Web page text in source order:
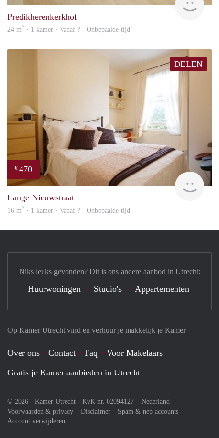
Predikherenkerkhof
24 m2 · 1 kamer · Vanaf ? - Onbepaalde tijd
DELEN
€ 470
Lange Nieuwstraat
16 m2 · 1 kamer · Vanaf ? - Onbepaalde tijd
Op Kamer Utrecht vind en verhuur je makkelijk je Kamer
Over ons Contact Faq
Voor Makelaars
Gratis je Kamer aanbieden in Utrecht
© 2026 - Kamer Utrecht - KvK nr. 02094127 – Nederland
Voorwaarden & privacy
Disclaimer
Spam & nep-accounts
Account verwijderen
Niks leuks gevonden? Dit is ons andere aanbod in Utrecht:
Huurwoningen Studio's Appartementen